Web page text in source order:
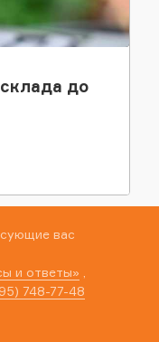
до
вас
и ответы»
748-77-48